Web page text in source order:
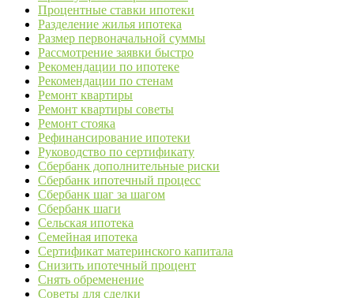
Процентные ставки ипотеки
Разделение жилья ипотека
Размер первоначальной суммы
Рассмотрение заявки быстро
Рекомендации по ипотеке
Рекомендации по стенам
Ремонт квартиры
Ремонт квартиры советы
Ремонт стояка
Рефинансирование ипотеки
Руководство по сертификату
Сбербанк дополнительные риски
Сбербанк ипотечный процесс
Сбербанк шаг за шагом
Сбербанк шаги
Сельская ипотека
Семейная ипотека
Сертификат материнского капитала
Снизить ипотечный процент
Снять обременение
Советы для сделки